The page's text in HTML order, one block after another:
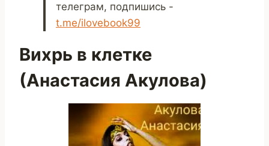
телеграм, подпишись -
t.me/ilovebook99
Вихрь в клетке
(Анастасия Акулова)